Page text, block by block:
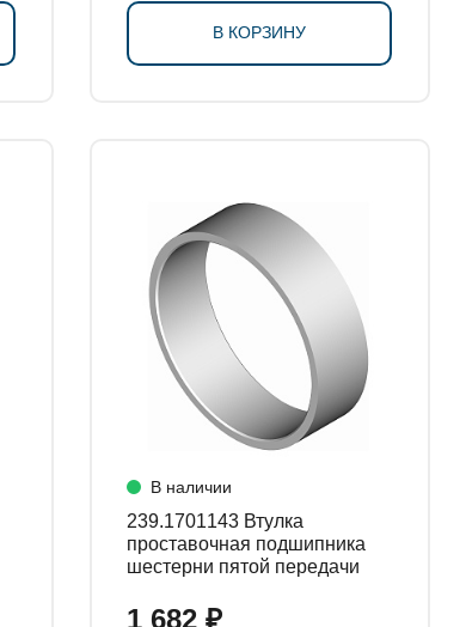
В КОРЗИНУ
В наличии
239.1701143 Втулка
проставочная подшипника
шестерни пятой передачи
1 682 ₽